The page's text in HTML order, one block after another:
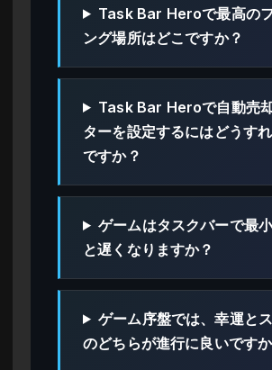
Task Bar Heroで最高の
ング場所はどこですか？
Task Bar Heroで自動売
ターを設定するにはどうす
ですか？
ゲームはタスクバーで最
と遅くなりますか？
ゲーム序盤では、幸運と
のどちらが進行に良いです